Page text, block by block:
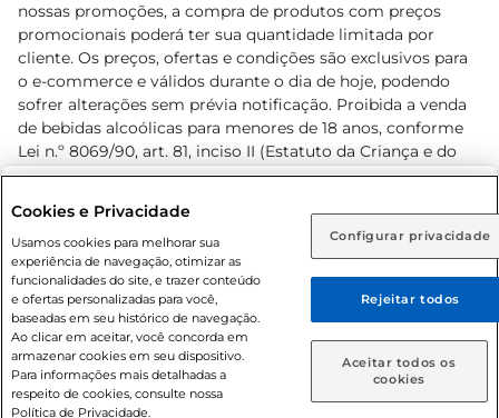
Rio de Janeiro (RJ) Goiás (GO)
Ou
Caso queira comprar online, informe como deseja receber
suas compras:
Entrega em casa Retire em Loja
nossas promoções, a compra de produtos com preços
promocionais poderá ter sua quantidade limitada por
cliente. Os preços, ofertas e condições são exclusivos para
o e-commerce e válidos durante o dia de hoje, podendo
sofrer alterações sem prévia notificação. Proibida a venda
de bebidas alcoólicas para menores de 18 anos, conforme
Lei n.º 8069/90, art. 81, inciso II (Estatuto da Criança e do
Adolescente). Preços e condições exclusivos para o
prévio. O valor mínimo para as compras on-line é de R$
80,00.
© 2026 Copyright. Todos os direitos
reservados Prezunic.
Cookies e Privacidade
Usamos cookies para melhorar sua
experiência de navegação, otimizar as
funcionalidades do site, e trazer conteúdo
e ofertas personalizadas para você,
baseadas em seu histórico de navegação.
Ao clicar em aceitar, você concorda em
armazenar cookies em seu dispositivo.
Para informações mais detalhadas a
respeito de cookies, consulte nossa
Política de Privacidade.
Configurar privacidade
Rejeitar todos
Aceitar todos os
cookies